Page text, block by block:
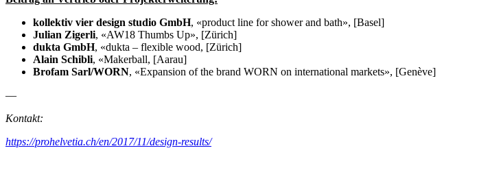
kollektiv vier design studio GmbH, «product line for shower and bath», [Basel]
Julian Zigerli, «AW18 Thumbs Up», [Zürich]
dukta GmbH, «dukta – flexible wood, [Zürich]
Alain Schibli, «Makerball, [Aarau]
Brofam Sarl/WORN, «Expansion of the brand WORN on international markets», [Genève]
—
Kontakt:
https://prohelvetia.ch/en/2017/11/design-results/